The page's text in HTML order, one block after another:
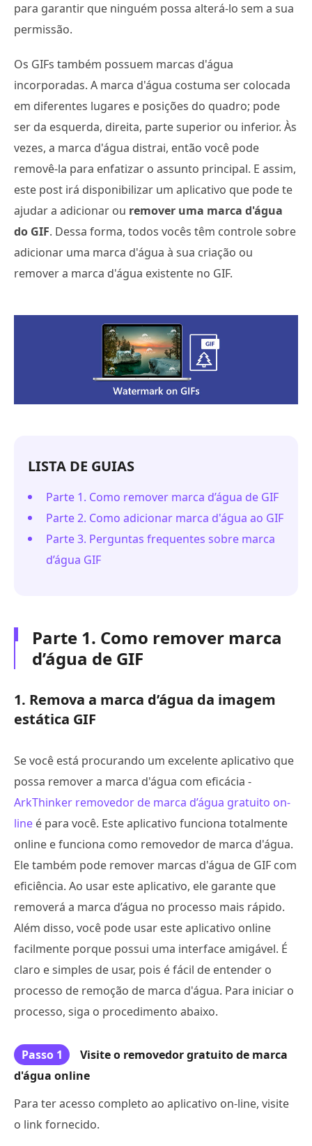
para garantir que ninguém possa alterá-lo sem a sua
permissão.
Os GIFs também possuem marcas d'água
incorporadas. A marca d'água costuma ser colocada
em diferentes lugares e posições do quadro; pode
ser da esquerda, direita, parte superior ou inferior. Às
vezes, a marca d'água distrai, então você pode
removê-la para enfatizar o assunto principal. E assim,
este post irá disponibilizar um aplicativo que pode te
ajudar a adicionar ou remover uma marca d'água
do GIF. Dessa forma, todos vocês têm controle sobre
adicionar uma marca d'água à sua criação ou
remover a marca d'água existente no GIF.
LISTA DE GUIAS
Parte 1. Como remover marca d’água de GIF
Parte 2. Como adicionar marca d'água ao GIF
Parte 3. Perguntas frequentes sobre marca
d’água GIF
Parte 1. Como remover marca
d’água de GIF
1. Remova a marca d’água da imagem
estática GIF
Se você está procurando um excelente aplicativo que
possa remover a marca d'água com eficácia -
ArkThinker removedor de marca d’água gratuito on-
line é para você. Este aplicativo funciona totalmente
online e funciona como removedor de marca d'água.
Ele também pode remover marcas d'água de GIF com
eficiência. Ao usar este aplicativo, ele garante que
removerá a marca d’água no processo mais rápido.
Além disso, você pode usar este aplicativo online
facilmente porque possui uma interface amigável. É
claro e simples de usar, pois é fácil de entender o
processo de remoção de marca d'água. Para iniciar o
processo, siga o procedimento abaixo.
Passo 1
Visite o removedor gratuito de marca
d'água online
Para ter acesso completo ao aplicativo on-line, visite
o link fornecido.